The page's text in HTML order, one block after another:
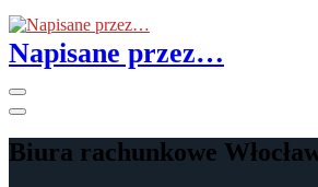
Skip
to
the
Napisane przez…
Biura rachunkowe